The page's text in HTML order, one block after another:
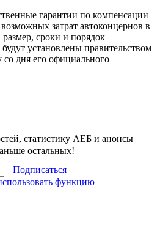
гарантии по компенсации
затрат автоконцернов в
сроки и порядок
установлены правительством
дня его официального
статистику АЕБ и анонсы
остальных!
Подписаться